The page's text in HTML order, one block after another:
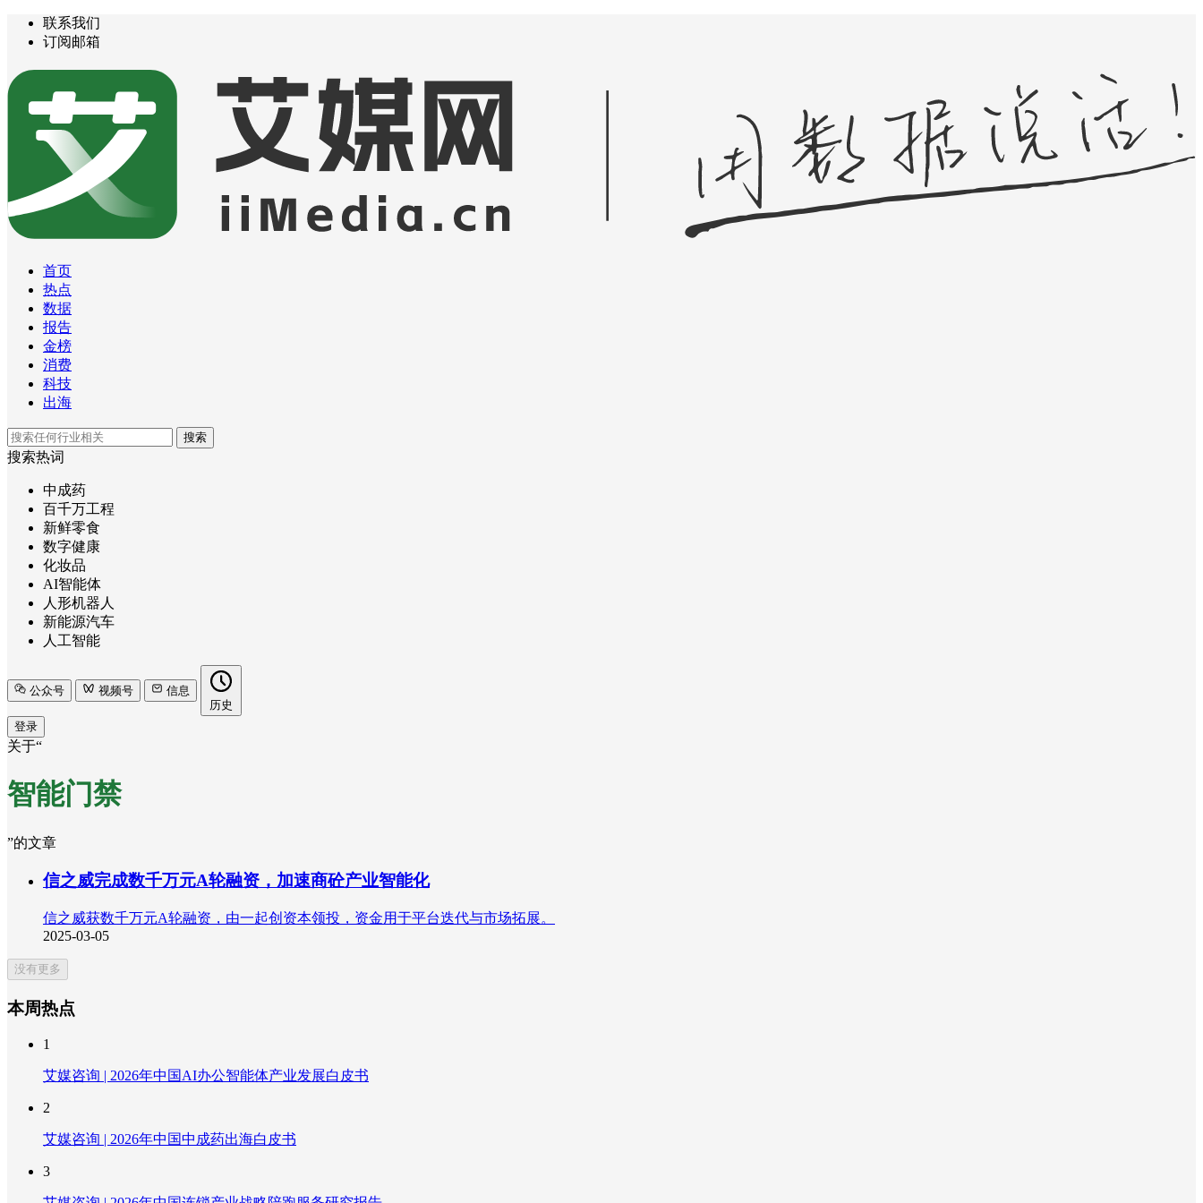
联系我们
订阅邮箱
首页
热点
数据
报告
金榜
消费
科技
出海
搜索
搜索热词
中成药
百千万工程
新鲜零食
数字健康
化妆品
AI智能体
人形机器人
新能源汽车
人工智能
公众号 视频号
信息
历史
登录
关于“
智能门禁
”的文章
信之威完成数千万元A轮融资，加速商砼产业智能化
信之威获数千万元A轮融资，由一起创资本领投，资金用于平台迭代与市场拓展。
2025-03-05
没有更多
本周热点
1
艾媒咨询 | 2026年中国AI办公智能体产业发展白皮书
2
艾媒咨询 | 2026年中国中成药出海白皮书
3